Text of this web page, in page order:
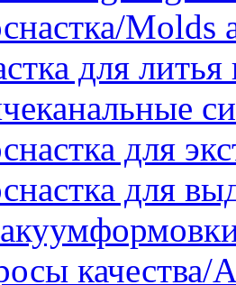
Molds
для литья
для
для
качества/